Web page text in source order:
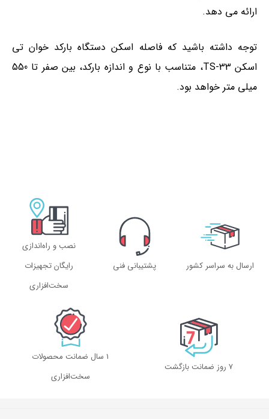
ارائه می دهد.
توجه داشته باشید که فاصله اسکن دستگاه بارکد خوان تی
اسکن TS-33، متناسب با نوع و اندازه بارکد، بین صفر تا 550
میلی متر خواهد بود.
ارسال به سراسر کشور پشتیبانی فنی
نصب و راه‌اندازی
رایگان تجهیزات
سخت‌افزاری
۷ روز ضمانت بازگشت
1 سال ضمانت محصولات
سخت‌افزاری